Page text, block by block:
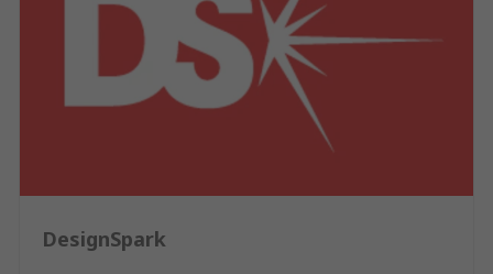
DesignSpark